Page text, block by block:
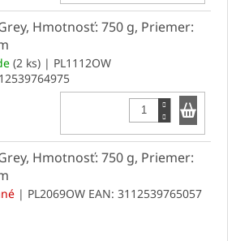
Hmotnosť: 750 g, Priemer:
(2 ks) | PL1112OW
Do
Hmotnosť: 750 g, Priemer:
| PL2069OW EAN: 3112539765057